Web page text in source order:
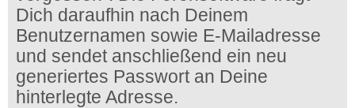
Dich daraufhin nach Deinem
Benutzernamen sowie E-Mailadresse
und sendet anschließend ein neu
generiertes Passwort an Deine
hinterlegte Adresse.